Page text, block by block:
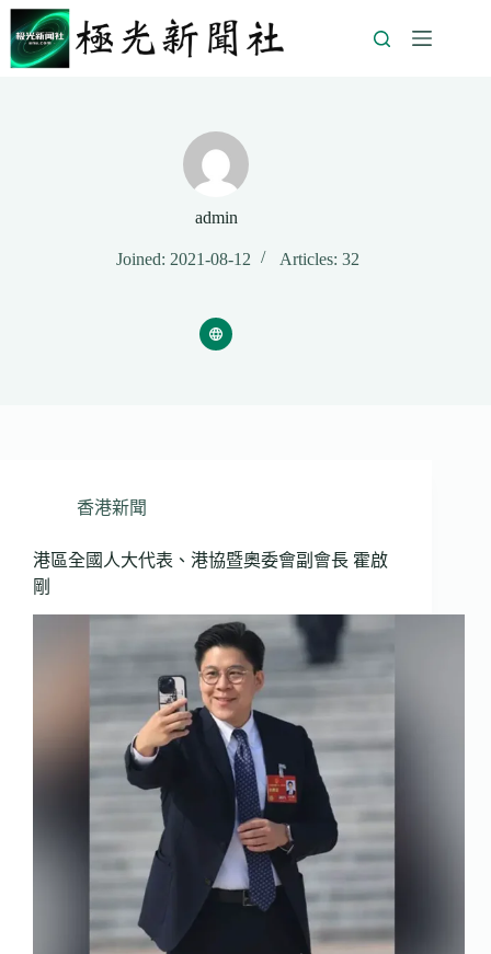
admin
Joined: 2021-08-12 Articles: 32
香港新聞
港區全國人大代表、港協暨奧委會副會長 霍啟
剛